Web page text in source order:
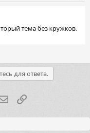
тема без кружков.
для ответа.
Электронная почта
Ссылка